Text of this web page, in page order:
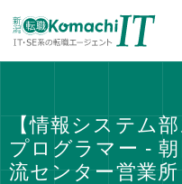
【情報システム
プログラマー -
流センター営業所